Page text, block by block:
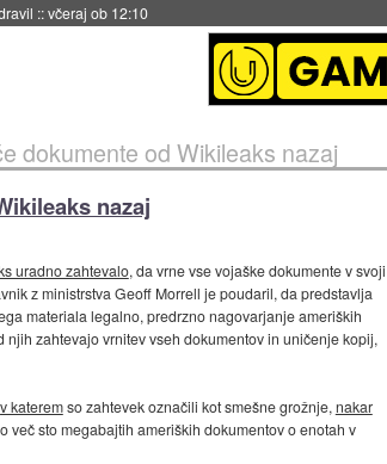
leti::včeraj ob 11:37
dokumente od Wikileaks nazaj
nazaj
uradno zahtevalo, da vrne vse vojaške dokumente v svoji
z ministrstva Geoff Morrell je poudaril, da predstavlja
materiala legalno, predrzno nagovarjanje ameriških
zahtevajo vrnitev vseh dokumentov in uničenje kopij,
v kateremso zahtevek označili kot smešne grožnje, nakar
več sto megabajtih ameriških dokumentov o enotah v